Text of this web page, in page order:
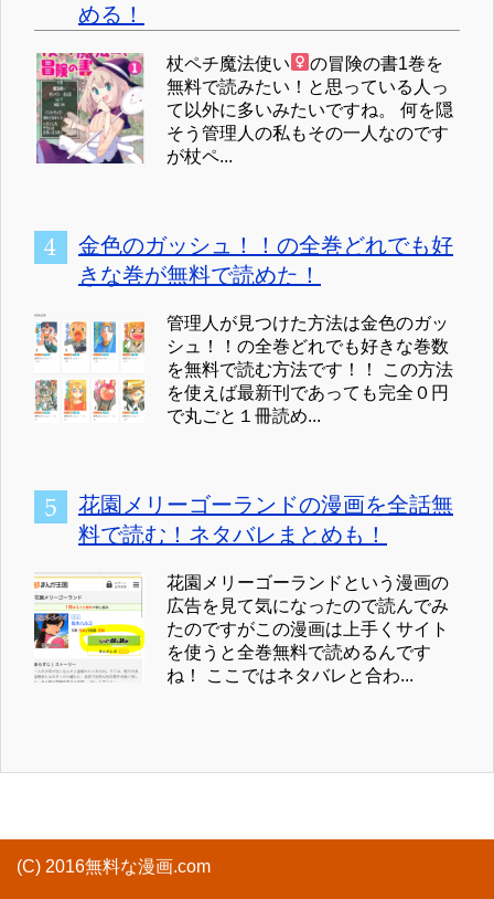
める！
杖ペチ魔法使い
の冒険の書1巻を
無料で読みたい！と思っている人っ
て以外に多いみたいですね。 何を隠
そう管理人の私もその一人なのです
が杖ペ...
金色のガッシュ！！の全巻どれでも好
きな巻が無料で読めた！
管理人が見つけた方法は金色のガッ
シュ！！の全巻どれでも好きな巻数
を無料で読む方法です！！ この方法
を使えば最新刊であっても完全０円
で丸ごと１冊読め...
花園メリーゴーランドの漫画を全話無
料で読む！ネタバレまとめも！
花園メリーゴーランドという漫画の
広告を見て気になったので読んでみ
たのですがこの漫画は上手くサイト
を使うと全巻無料で読めるんです
ね！ ここではネタバレと合わ...
(C) 2016無料な漫画.com